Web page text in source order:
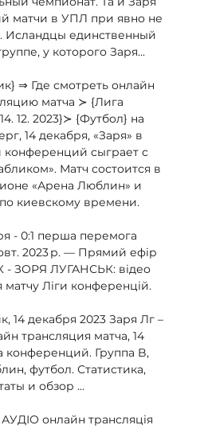
матчи в УПЛ при явно не
Исландцы единственный
у которого Заря...
⇒ Где смотреть онлайн
матча ≻ {Лига
12. 2023}≻ {Футбол} на
14 декабря, «Заря» в
сыграет с
Матч состоится в
«Арена Люблин» и
по киевскому времени.
- 0:1 перша перемога
2023 р. — Прямий ефір
- ЗОРЯ ЛУГАНСЬК: відео
матчу Ліги конференцій.
14 декабря 2023 Заря Лг –
трансляция матча, 14
конференций. Группа B,
футбол. Статистика,
и обзор ...
онлайн трансляція